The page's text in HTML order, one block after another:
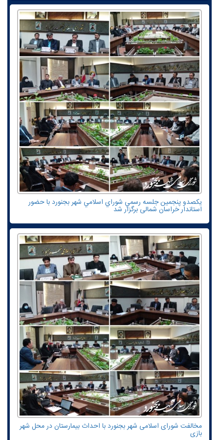
یکصدو پنجمين جلسه رسمي شوراي اسلامي شهر بجنورد با حضور
استاندار خراسان شمالی برگزار شد
مخالفت شورای اسلامی شهر بجنورد با احداث بیمارستان در محل شهر
بازی